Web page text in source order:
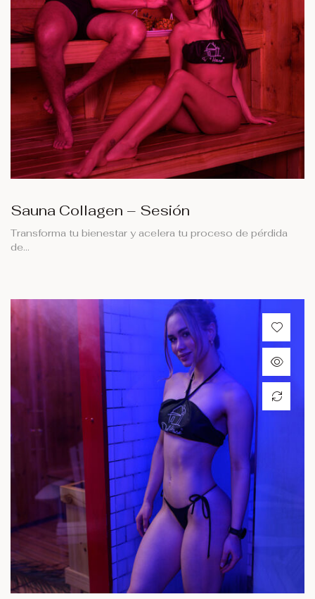
Sauna Collagen – Sesión
Transforma tu bienestar y acelera tu proceso de pérdida
de…